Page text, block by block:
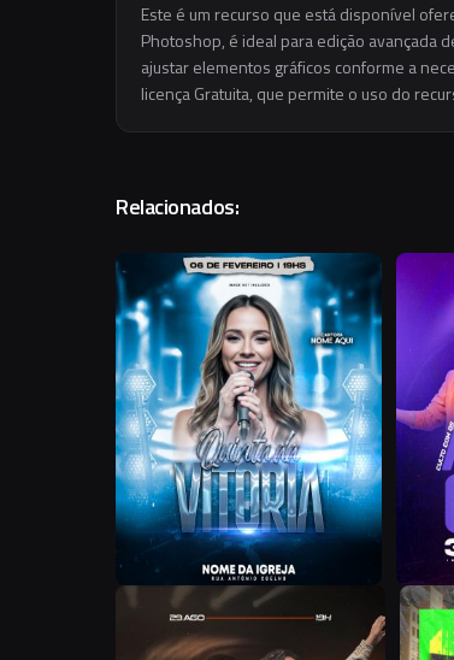
Este é um recurso que está disponível
Photoshop, é ideal para edição avançada
ajustar elementos gráficos conforme a
licença Gratuita, que permite o uso do
Relacionados:
Z
F